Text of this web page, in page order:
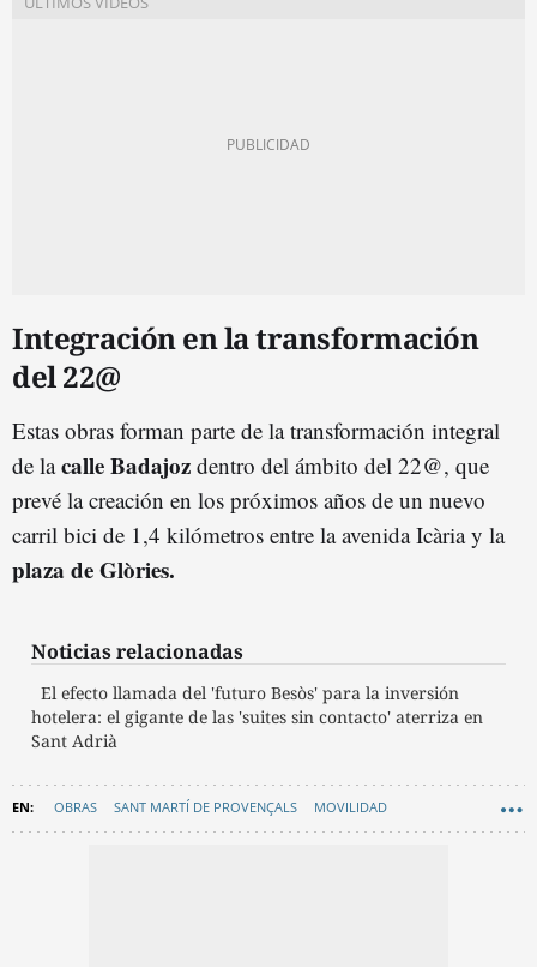
Integración en la transformación
del 22@
Estas obras forman parte de la transformación integral
de lacalle Badajoz dentro del ámbito del 22@, que
prevé la creación en los próximos años de un nuevo
carril bici de 1,4 kilómetros entre la avenida Icària y la
plaza de Glòries.
Noticias relacionadas
El efecto llamada del 'futuro Besòs' para la inversión
hotelera: el gigante de las 'suites sin contacto' aterriza en
Sant Adrià
OBRAS SANT MARTÍ DE PROVENÇALS MOVILIDAD